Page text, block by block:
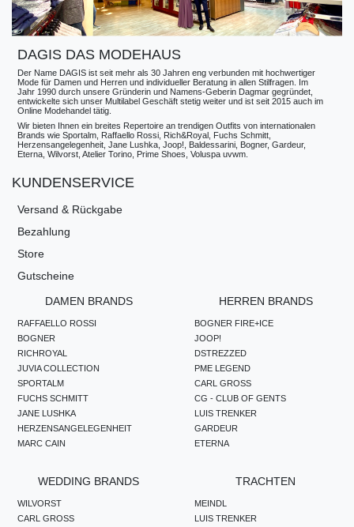
DAGIS DAS MODEHAUS
Der Name DAGIS ist seit mehr als 30 Jahren eng verbunden mit hochwertiger
Mode für Damen und Herren und individueller Beratung in allen Stilfragen. Im
Jahr 1990 durch unsere Gründerin und Namens-Geberin Dagmar gegründet,
entwickelte sich unser Multilabel Geschäft stetig weiter und ist seit 2015 auch im
Online Modehandel tätig.
Wir bieten Ihnen ein breites Repertoire an trendigen Outfits von internationalen
Brands wie Sportalm, Raffaello Rossi, Rich&Royal, Fuchs Schmitt,
Herzensangelegenheit, Jane Lushka, Joop!, Baldessarini, Bogner, Gardeur,
Eterna, Wilvorst, Atelier Torino, Prime Shoes, Voluspa uvwm.
KUNDENSERVICE
Versand & Rückgabe
Bezahlung
Store
Gutscheine
DAMEN BRANDS
RAFFAELLO ROSSI
BOGNER
RICHROYAL
JUVIA COLLECTION
SPORTALM
FUCHS SCHMITT
JANE LUSHKA
HERZENSANGELEGENHEIT
MARC CAIN
HERREN BRANDS
BOGNER FIRE+ICE
JOOP!
DSTREZZED
PME LEGEND
CARL GROSS
CG - CLUB OF GENTS
LUIS TRENKER
GARDEUR
ETERNA
WEDDING BRANDS
WILVORST
CARL GROSS
TRACHTEN
MEINDL
LUIS TRENKER